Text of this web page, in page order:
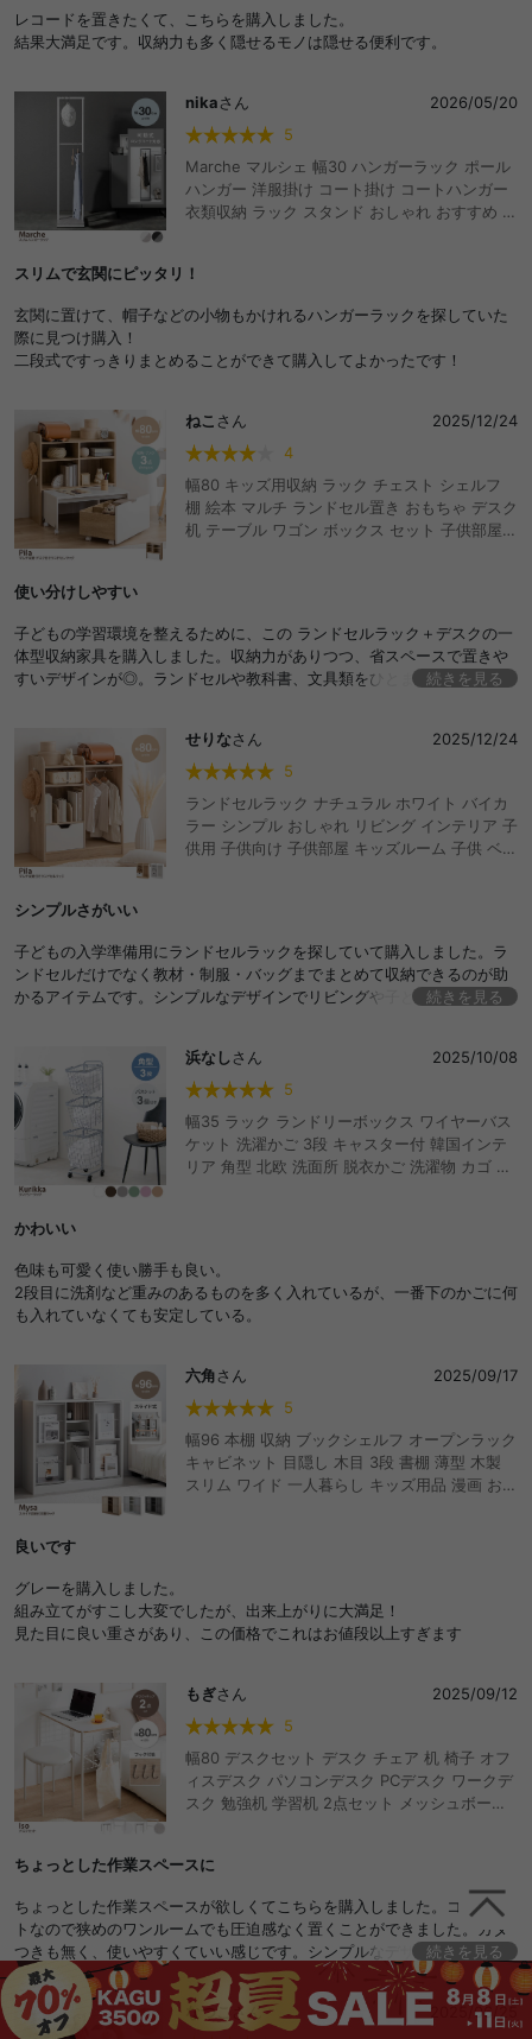
レコードを置きたくて、こちらを購入しました。
結果大満足です。収納力も多く隠せるモノは隠せる便利です。
nikaさん
2026/05/20
5
Marche マルシェ 幅30 ハンガーラック ポール
ハンガー 洋服掛け コート掛け コートハンガー
衣類収納 ラック スタンド おしゃれ おすすめ 安
キッズ ファミリー 玄関 リビング ワンルーム 寝
スリムで玄関にピッタリ！
玄関に置けて、帽子などの小物もかけれるハンガーラックを探していた
際に見つけ購入！
二段式ですっきりまとめることができて購入してよかったです！
ねこ さん
2025/12/24
4
幅80 キッズ用収納 ラック チェスト シェルフ
棚 絵本 マルチ ランドセル置き おもちゃ デスク
机 テーブル ワゴン ボックス セット 子供部屋
け 整理 出産祝い ギフト プレゼント ロー おし
ゃれ おすすめ 安い
使い分けしやすい
子どもの学習環境を整えるために、この ランドセルラック＋デスクの一
体型収納家具を購入しました。収納力がありつつ、省スペースで置きや
すいデザインが◎。ランドセルや教科書、文具類をひとまとめにでき
続きを見る
せりなさん
2025/12/24
5
ランドセルラック ナチュラル ホワイト バイカ
ラー シンプル おしゃれ リビング インテリア 子
供用 子供向け 子供部屋 キッズルーム 子供 ベビ
シンプルさがいい
子どもの入学準備用にランドセルラックを探していて購入しました。ラ
ンドセルだけでなく教材・制服・バッグまでまとめて収納できるのが助
かるアイテムです。シンプルなデザインでリビングや子ども部屋に置い
続きを見る
浜なしさん
2025/10/08
5
幅35 ラック ランドリーボックス ワイヤーバス
ケット 洗濯かご 3段 キャスター付 韓国インテ
リア 角型 北欧 洗面所 脱衣かご 洗濯物 カゴ お
かわいい
色味も可愛く使い勝手も良い。
2段目に洗剤など重みのあるものを多く入れているが、一番下のかごに何
も入れていなくても安定している。
六角さん
2025/09/17
5
幅96 本棚 収納 ブックシェルフ オープンラック
キャビネット 目隠し 木目 3段 書棚 薄型 木製
スリム ワイド 一人暮らし キッズ用品 漫画 おも
良いです
グレーを購入しました。
組み立てがすこし大変でしたが、出来上がりに大満足！
見た目に良い重さがあり、この価格でこれはお値段以上すぎます
もぎさん
2025/09/12
5
幅80 デスクセット デスク チェア 机 椅子 オフ
ィスデスク パソコンデスク PCデスク ワークデ
スク 勉強机 学習机 2点セット メッシュボード
ア 子供家具 キッズ家具 推し活 小さい 小さめ
石目調 木目調 バイカラー テレワーク 在宅 作業
書斎
ちょっとした作業スペースに
ちょっとした作業スペースが欲しくてこちらを購入しました。コンパク
トなので狭めのワンルームでも圧迫感なく置くことができました。ガタ
つきも無く、使いやすくていい感じです。シンプルなデザインなので部
屋にも馴染んでとても気に入ってます。
続きを見る
なつこさん
2025/06/25